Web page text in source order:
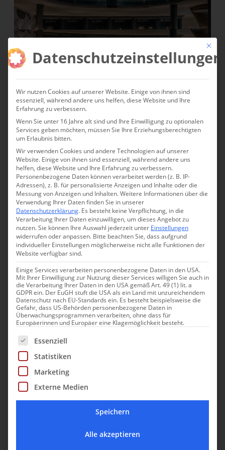
Lage und Umgebung
Mit
Datenschutzeinstellungen
Wir nutzen Cookies auf unserer Website. Einige von ihnen sind
essenziell, während andere uns helfen, diese Website und Ihre
Erfahrung zu verbessern.
Wenn Sie unter 16 Jahre alt sind und Ihre Einwilligung zu optionalen
Services geben möchten, müssen Sie Ihre Erziehungsberechtigten
um Erlaubnis bitten.
Wir verwenden Cookies und andere Technologien auf unserer
Website. Einige von ihnen sind essenziell, während andere uns
helfen, diese Website und Ihre Erfahrung zu verbessern.
Personenbezogene Daten können verarbeitet werden (z. B. IP-
Adressen), z. B. für personalisierte Anzeigen und Inhalte oder die
Messung von Anzeigen und Inhalten.Weitere Informationen über die
Verwendung Ihrer Daten finden Sie in unserer
Datenschutzerklärung. Es besteht keine Verpflichtung, in die
Verarbeitung Ihrer Daten einzuwilligen, um dieses Angebot zu
nutzen.Sie können Ihre Auswahl jederzeit unter Einstellungen
widerrufen oder anpassen. Bitte beachten Sie, dass aufgrund
individueller Einstellungen möglicherweise nicht alle Funktionen der
Website verfügbar sind.
Einige Services verarbeiten personenbezogene Daten in den USA.
Mit Ihrer Einwilligung zur Nutzung dieser Services willigen Sie auch in
die Verarbeitung Ihrer Daten in den USA gemäß Art. 49 (1) lit. a
GDPR ein. Der EuGH stuft die USA als ein Land mit unzureichendem
Datenschutz nach EU-Standards ein. Es besteht beispielsweise die
Gefahr, dass US-Behörden personenbezogene Daten in
Überwachungsprogrammen verarbeiten, ohne dass für
Europäerinnen und Europäer eine Klagemöglichkeit besteht.
Es folgt eine Liste der Service-Gruppen, für die eine
Essenziell
Statistiken
Marketing
Externe Medien
Speichern
Alle akzeptieren